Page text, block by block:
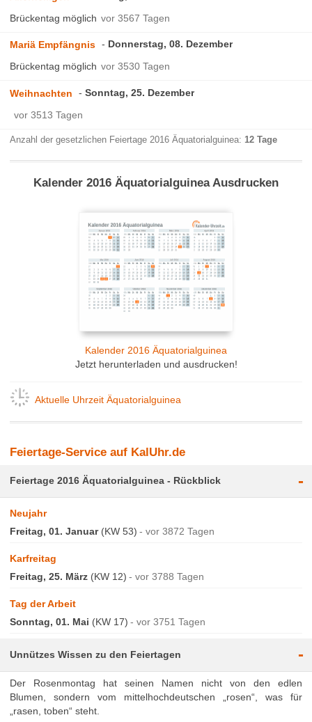
Brückentag möglich vor 3567 Tagen
Mariä Empfängnis
Donnerstag, 08. Dezember
Brückentag möglich vor 3530 Tagen
Weihnachten
Sonntag, 25. Dezember
vor 3513 Tagen
Anzahl der gesetzlichen Feiertage 2016 Äquatorialguinea:12 Tage
Kalender 2016 Äquatorialguinea Ausdrucken
Kalender 2016 Äquatorialguinea
Jetzt herunterladen und ausdrucken!
Aktuelle Uhrzeit Äquatorialguinea
Feiertage-Service auf KalUhr.de
Feiertage 2016 Äquatorialguinea - Rückblick -
Neujahr
Freitag, 01. Januar(KW 53) vor 3872 Tagen
Karfreitag
Freitag, 25. März (KW 12) vor 3788 Tagen
Tag der Arbeit
Sonntag, 01. Mai (KW 17) vor 3751 Tagen
Unnützes Wissen zu den Feiertagen -
Der Rosenmontag hat seinen Namen nicht von den edlen
Blumen, sondern vom mittelhochdeutschen „rosen“, was für
„rasen, toben“ steht.